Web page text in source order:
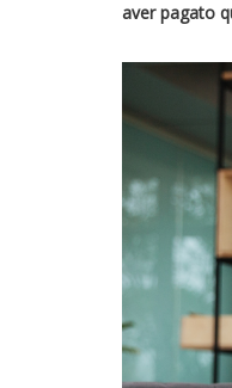
aver pagato